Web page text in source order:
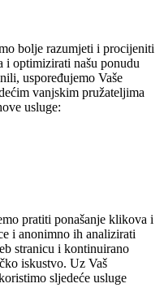
bolje razumjeti i procijeniti
i optimizirati našu ponudu
uspoređujemo Vaše
vanjskim pružateljima
usluge:
pratiti ponašanje klikova i
i anonimno ih analizirati
stranicu i kontinuirano
iskustvo. Uz Vaš
sljedeće usluge